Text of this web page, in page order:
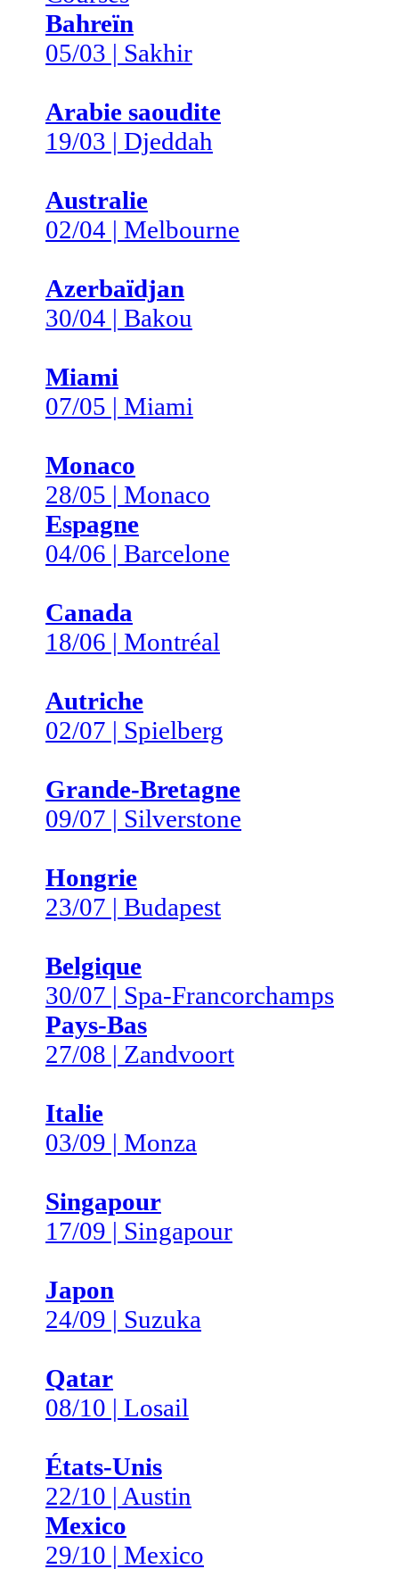
Bahreïn
05/03 | Sakhir
Arabie saoudite
19/03 | Djeddah
Australie
02/04 | Melbourne
Azerbaïdjan
30/04 | Bakou
Miami
07/05 | Miami
Monaco
28/05 | Monaco
Espagne
04/06 | Barcelone
Canada
18/06 | Montréal
Autriche
02/07 | Spielberg
Grande-Bretagne
09/07 | Silverstone
Hongrie
23/07 | Budapest
Belgique
30/07 | Spa-Francorchamps
Pays-Bas
27/08 | Zandvoort
Italie
03/09 | Monza
Singapour
17/09 | Singapour
Japon
24/09 | Suzuka
Qatar
08/10 | Losail
États-Unis
22/10 | Austin
Mexico
29/10 | Mexico